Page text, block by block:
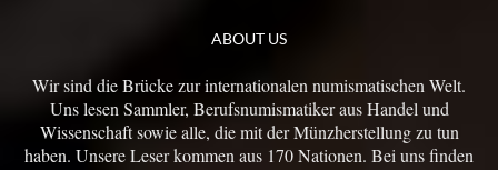
ABOUT US
Wir sind die Brücke zur internationalen numismatischen Welt.
Uns lesen Sammler, Berufsnumismatiker aus Handel und
Wissenschaft sowie alle, die mit der Münzherstellung zu tun
haben. Unsere Leser kommen aus 170 Nationen. Bei uns finden